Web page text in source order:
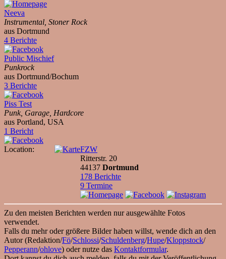
Neeva
Instrumental, Stoner Rock
aus Dortmund
4 Berichte
Public Mischief
Punkrock
aus Dortmund/Bochum
3 Berichte
Piss Test
Punk, Garage, Hardcore
aus Portland, USA
1 Bericht
Location:
FZW
Ritterstr. 20
44137 Dortmund
178 Berichte
9 Termine
Zu den meisten Berichten werden nur ausgewählte Fotos
verwendet.
Falls du mehr oder größere Bilder haben willst, wende dich an den
Autor (Redaktion/Fö/Schlossi/Schuldenberg/Hupe/Kloppstock/
Pepperann/ohlove) oder nutze das Kontaktformular.